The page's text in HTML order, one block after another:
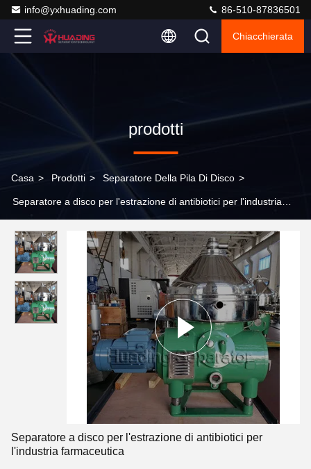
info@yxhuading.com 86-510-87836501
Chiacchierata
prodotti
Casa > Prodotti > Separatore Della Pila Di Disco >
Separatore a disco per l'estrazione di antibiotici per l'industria
Separatore a disco per l'estrazione di antibiotici per
l'industria farmaceutica